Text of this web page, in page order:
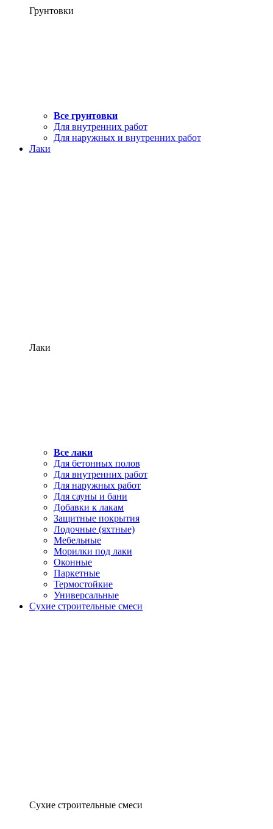
Грунтовки
Все грунтовки
Для внутренних работ
Для наружных и внутренних работ
Лаки
Лаки
Все лаки
Для бетонных полов
Для внутренних работ
Для наружных работ
Для сауны и бани
Добавки к лакам
Защитные покрытия
Лодочные (яхтные)
Мебельные
Морилки под лаки
Оконные
Паркетные
Термостойкие
Универсальные
Сухие строительные смеси
Сухие строительные смеси